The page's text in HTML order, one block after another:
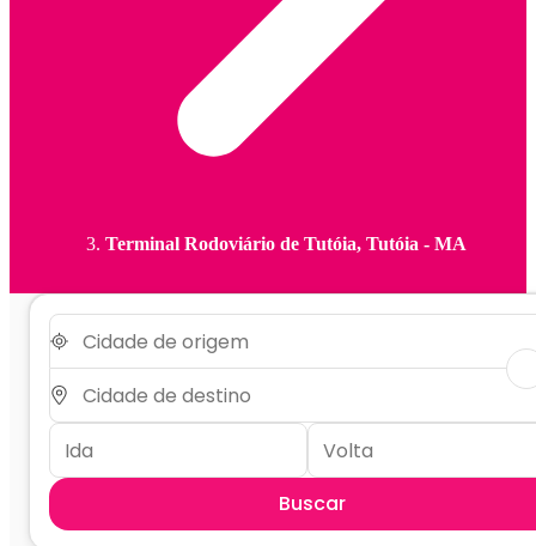
Terminal Rodoviário de Tutóia, Tutóia - MA
Buscar